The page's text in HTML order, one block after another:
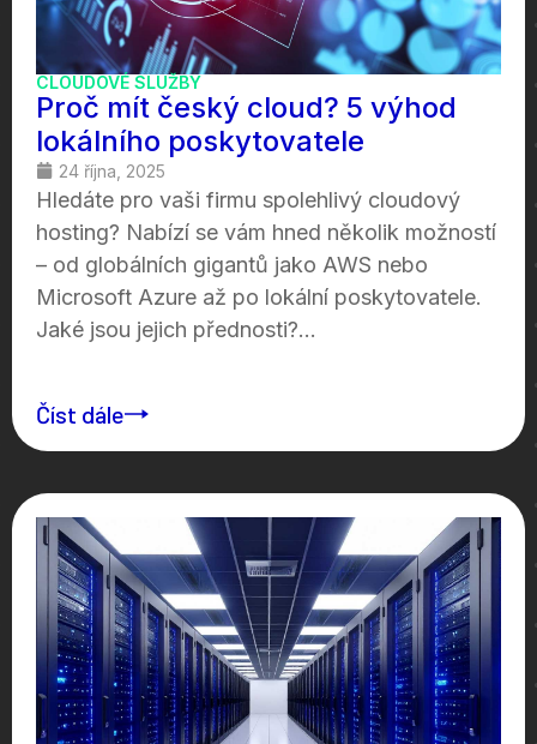
CLOUDOVÉ SLUŽBY
Proč mít český cloud? 5 výhod
lokálního poskytovatele
24 října, 2025
Hledáte pro vaši firmu spolehlivý cloudový
hosting? Nabízí se vám hned několik možností
– od globálních gigantů jako AWS nebo
Microsoft Azure až po lokální poskytovatele.
Jaké jsou jejich přednosti?...
Číst dále